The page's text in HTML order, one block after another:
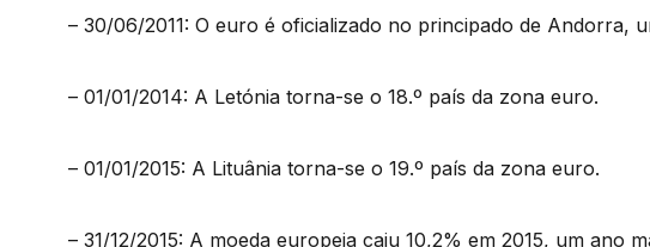
– 30/06/2011: O euro é oficializado no principado de Andorra,
– 01/01/2014: A Letónia torna-se o 18.º país da zona euro.
– 01/01/2015: A Lituânia torna-se o 19.º país da zona euro.
– 31/12/2015: A moeda europeia caiu 10,2% em 2015, um ano